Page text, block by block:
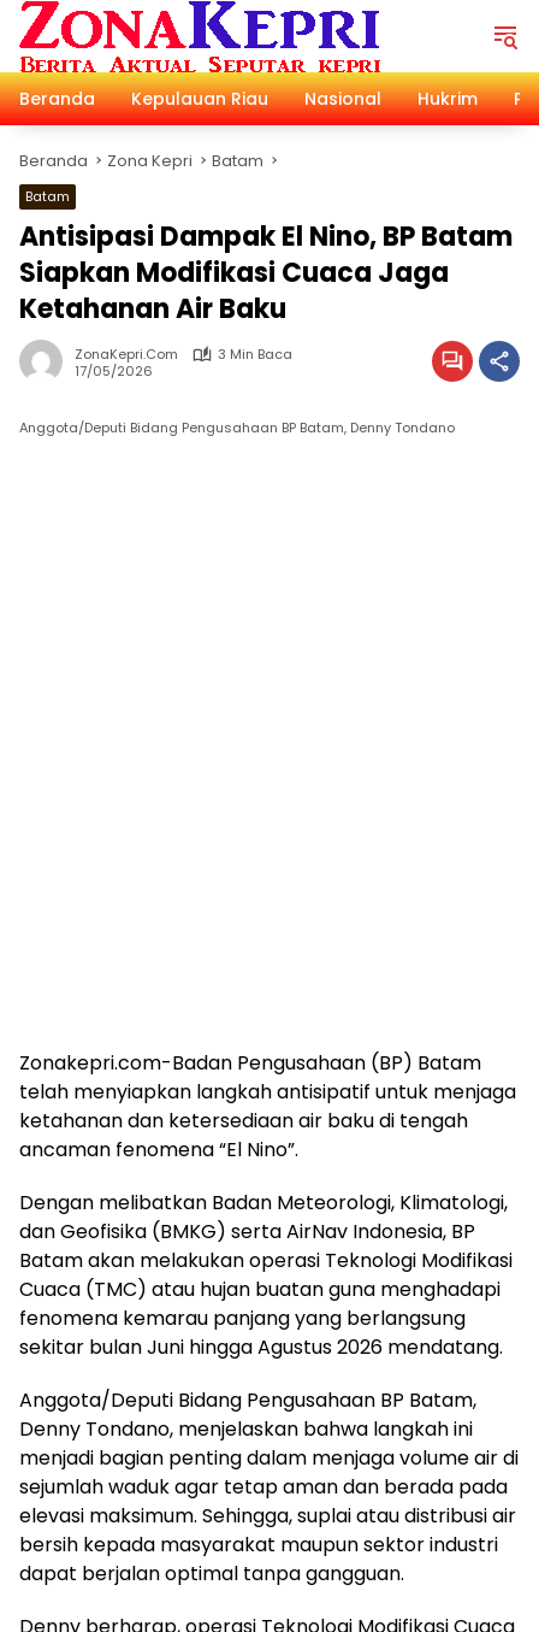
Langsung
konten
Beranda
Kepulauan Riau Nasional Hukrim
Beranda Zona Kepri Batam
Batam
Antisipasi Dampak El Nino, BP Batam
Siapkan Modifikasi Cuaca Jaga
Ketahanan Air Baku
ZonaKepri.com
3 Min Baca
17/05/2026
Anggota/Deputi Bidang Pengusahaan BP Batam, Denny Tondano
Zonakepri.com-Badan Pengusahaan (BP) Batam
telah menyiapkan langkah antisipatif untuk menjaga
ketahanan dan ketersediaan air baku di tengah
ancaman fenomena “El Nino”.
Dengan melibatkan Badan Meteorologi, Klimatologi,
dan Geofisika (BMKG) serta AirNav Indonesia, BP
Batam akan melakukan operasi Teknologi Modifikasi
Cuaca (TMC) atau hujan buatan guna menghadapi
fenomena kemarau panjang yang berlangsung
sekitar bulan Juni hingga Agustus 2026 mendatang.
Anggota/Deputi Bidang Pengusahaan BP Batam,
Denny Tondano, menjelaskan bahwa langkah ini
menjadi bagian penting dalam menjaga volume air di
sejumlah waduk agar tetap aman dan berada pada
elevasi maksimum. Sehingga, suplai atau distribusi air
bersih kepada masyarakat maupun sektor industri
dapat berjalan optimal tanpa gangguan.